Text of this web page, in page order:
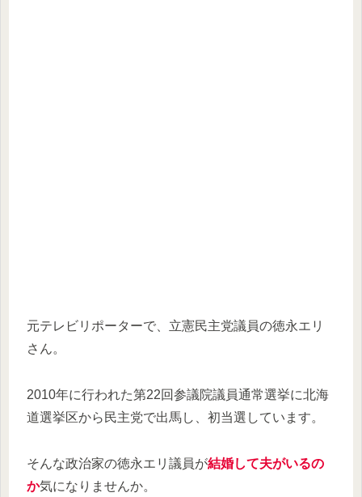
元テレビリポーターで、立憲民主党議員の徳永エリ
さん。
2010年に行われた第22回参議院議員通常選挙に北海
道選挙区から民主党で出馬し、初当選しています。
そんな政治家の徳永エリ議員が結婚して夫がいるの
か気になりませんか。